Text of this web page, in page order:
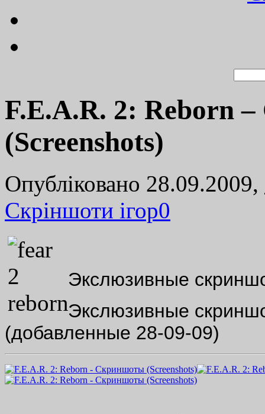
F.E.A.R. 2: Reborn
(Screenshots)
Опубліковано 28.09.2009,
Cкріншоти ігор0
Экслюзивные
Экслюзивные
(добавленные 28-09-09)